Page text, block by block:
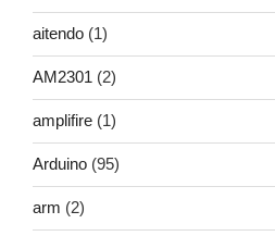
aitendo (1)
AM2301 (2)
amplifire (1)
Arduino (95)
arm (2)